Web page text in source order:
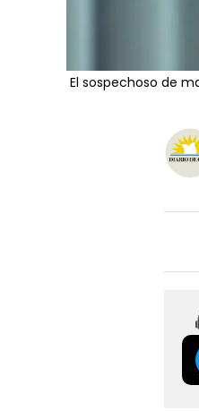
El sospechoso de